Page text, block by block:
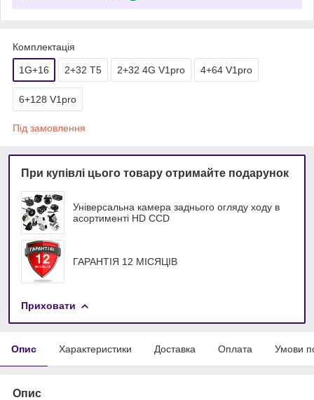
Комплектація
1G+16 2+32 T5 2+32 4G V1pro 4+64 V1pro
6+128 V1pro
Під замовлення
При купівлі цього товару отримайте подарунок
Універсальна камера заднього огляду ходу в
асортименті HD ССD
ГАРАНТІЯ 12 МІСЯЦІВ
Приховати
Опис Характеристики Доставка Оплата Умови
Опис